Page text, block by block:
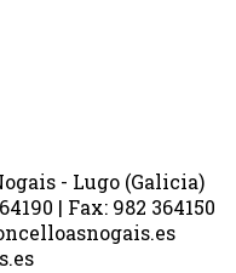
- Lugo (Galicia)
| Fax: 982 364150